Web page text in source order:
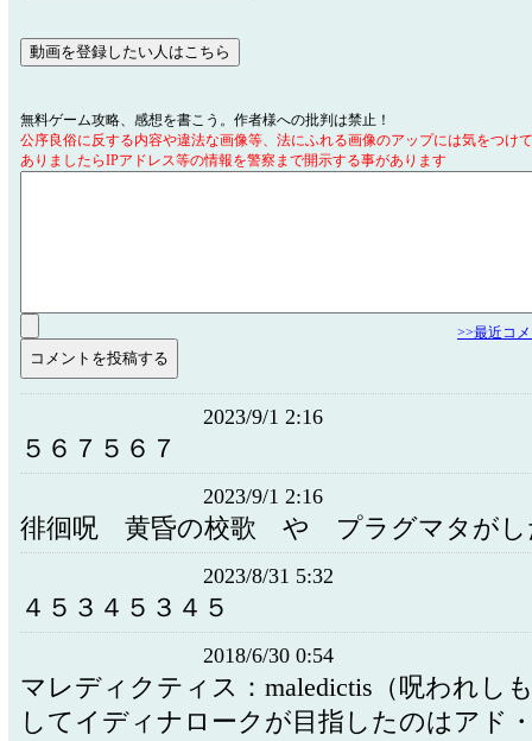
無料ゲーム攻略、感想を書こう。作者様への批判は禁止！
公序良俗に反する内容や違法な画像等、法にふれる画像のアップには気をつけ
ありましたらIPアドレス等の情報を警察まで開示する事があります
>>最近コ
2023/9/1 2:16
５６７５６７
2023/9/1 2:16
徘徊呪 黄昏の校歌 や プラグマタがし
2023/8/31 5:32
４５３４５３４５
2018/6/30 0:54
マレディクティス：maledictis（呪われし
してイディナロークが目指したのはアド